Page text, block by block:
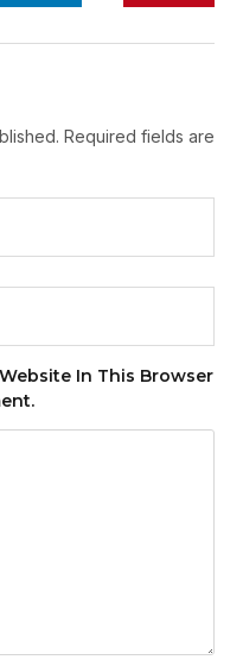
Required fields are
In This Browser